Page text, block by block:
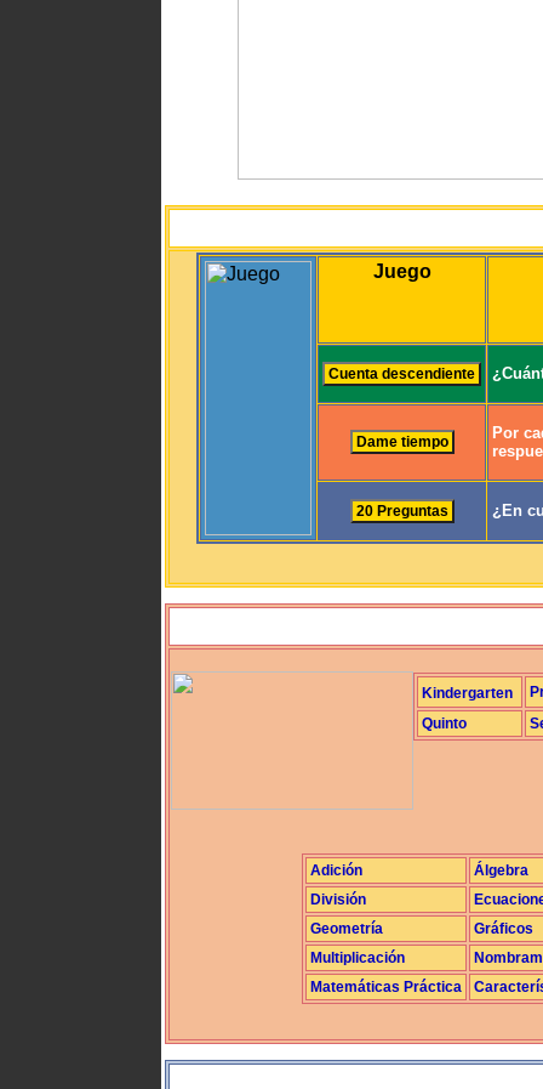
Juego
Por
¿En
Kindergarten
Quinto
Adición
Álgebra
División
Geometría
Gráficos
Multiplicación
Matemáticas Práctica